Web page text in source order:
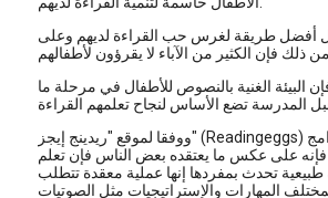
أفضل طريقة لغرس حب القراءة لديهم وعلى
البيئة الغنية بالنصوص للأطفال في مرحلة ما
ووفقا لموقع "ريدينج إيجز" (Readingeggs) البريطاني الذي يقدم برامج
فإنه على عكس ما يعتقده بعض الناس فإن تعلم
تحدث بمفردها إنها عملية معقدة تتطلب
المهارات والإستراتيجيات مثل الصوتيات